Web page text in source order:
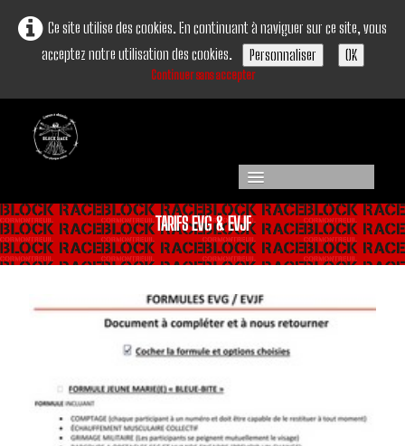
Ce site utilise des cookies. En continuant à naviguer sur ce site, vous
acceptez notre utilisation des cookies.
Personnaliser OK
Continuer sans accepter
Accueil
Activités▼
NOUVEAU Adven' Trott
Qui sommes nous?
TARIFS EVG & EVJF